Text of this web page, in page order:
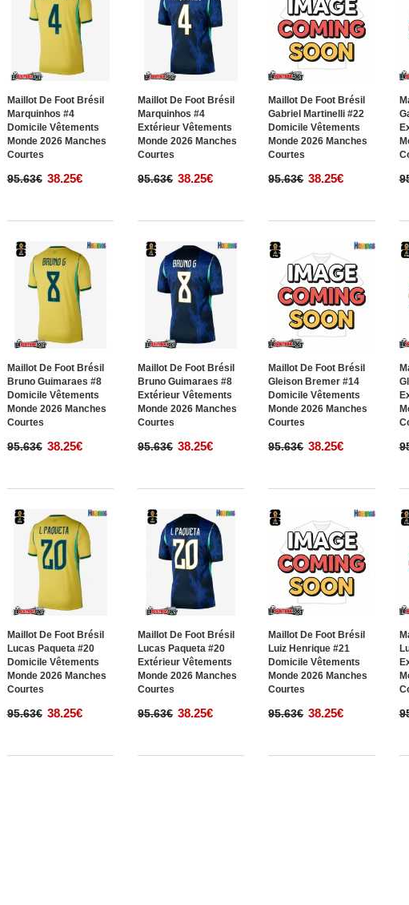
Maillot De Foot Brésil
Marquinhos #4
Domicile Vêtements
Monde 2026 Manches
Courtes
95.63€ 38.25€
Maillot De Foot Brésil
Marquinhos #4
Extérieur Vêtements
Monde 2026 Manches
Courtes
95.63€ 38.25€
Maillot De Foot Brésil
Gabriel Martinelli #22
Domicile Vêtements
Monde 2026 Manches
Courtes
95.63€ 38.25€
Maillot De Foot Brésil
Bruno Guimaraes #8
Domicile Vêtements
Monde 2026 Manches
Courtes
95.63€ 38.25€
Maillot De Foot Brésil
Bruno Guimaraes #8
Extérieur Vêtements
Monde 2026 Manches
Courtes
95.63€ 38.25€
Maillot De Foot Brésil
Gleison Bremer #14
Domicile Vêtements
Monde 2026 Manches
Courtes
95.63€ 38.25€
Maillot De Foot Brésil
Lucas Paqueta #20
Domicile Vêtements
Monde 2026 Manches
Courtes
95.63€ 38.25€
Maillot De Foot Brésil
Lucas Paqueta #20
Extérieur Vêtements
Monde 2026 Manches
Courtes
95.63€ 38.25€
Maillot De Foot Brésil
Luiz Henrique #21
Domicile Vêtements
Monde 2026 Manches
Courtes
95.63€ 38.25€